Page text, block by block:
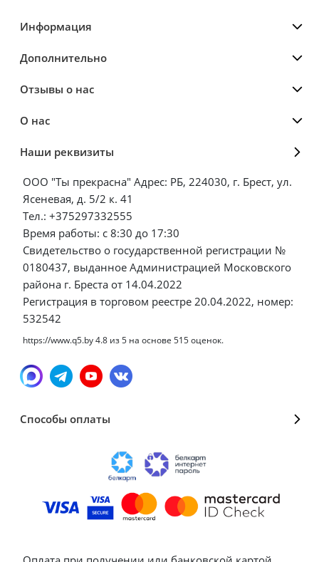
Информация
Дополнительно
Отзывы о нас
О нас
Наши реквизиты
ООО "Ты прекрасна" Адрес: РБ, 224030, г. Брест, ул.
Ясеневая, д. 5/2 к. 41
Тел.: +375297332555
Время работы: с 8:30 до 17:30
Свидетельство о государственной регистрации №
0180437, выданное Администрацией Московского
района г. Бреста от 14.04.2022
Регистрация в торговом реестре 20.04.2022, номер:
532542
https://www.q5.by4.8 из5 на основе 515оценок.
Способы оплаты